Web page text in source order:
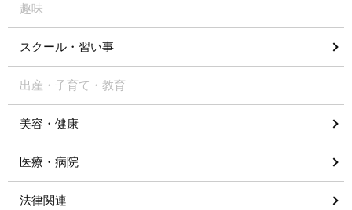
趣味
スクール・習い事
出産・子育て・教育
美容・健康
医療・病院
法律関連